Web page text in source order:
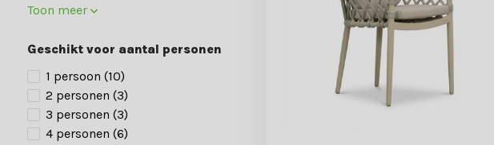
Toon meer
Geschikt voor aantal personen
1 persoon (10)
2 personen (3)
3 personen (3)
4 personen (6)